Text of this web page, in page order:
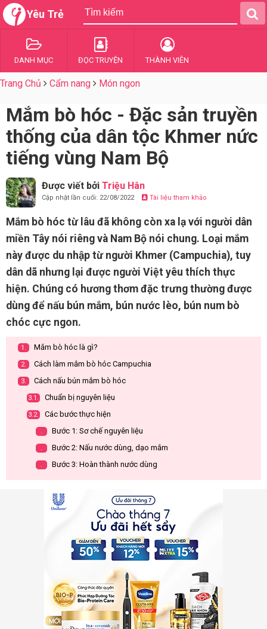
Yêu Trẻ
DANH MỤC ĐỌC TRUYỆN THÀNH VIÊN
Trang Chủ Cẩm nang Món ngon
Mắm bò hóc - Đặc sản truyền
thống của dân tộc Khmer nức
tiếng vùng Nam Bộ
Được viết bởi Triệu Hân
Cập nhật lần cuối: 22/08/2022 Tài liệu tham khảo
Mắm bò hóc từ lâu đã không còn xa lạ với người dân
miền Tây nói riêng và Nam Bộ nói chung. Loại mắm
này được du nhập từ người Khmer (Campuchia), tuy
dân dã nhưng lại được người Việt yêu thích thực
hiện. Chúng có hương thơm đặc trưng thường được
dùng để nấu bún mắm, bún nước lèo, bún num bò
chóc cực ngon.
1. Mắm bò hóc là gì?
2. Cách làm mắm bò hóc Campuchia
3. Cách nấu bún mắm bò hóc
3.1. Chuẩn bị nguyên liệu
3.2. Các bước thực hiện
. Bước 1: Sơ chế nguyên liệu
. Bước 2: Nấu nước dùng, dạo mắm
. Bước 3: Hoàn thành nước dùng